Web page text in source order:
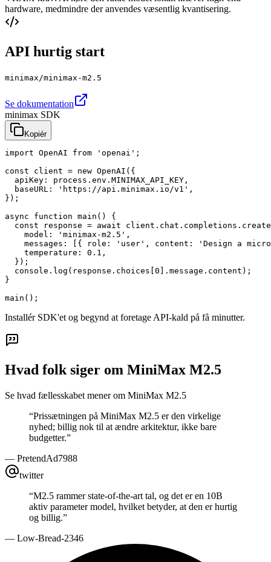
hardware, medmindre der anvendes væsentlig kvantisering.
API hurtig start
minimax/minimax-m2.5
Se dokumentation
minimax SDK
Kopiér
import OpenAI from 'openai';
const client = new OpenAI({
  apiKey: process.env.MINIMAX_API_KEY,
  baseURL: 'https://api.minimax.io/v1',
});
async function main() {
const response = await
    model: 'minimax-m2.5',
messages: [{ role: 'user', content: 'Design a
    temperature: 0.1,
  });
  console.log(response.choices[0].message.content);
}
main();
Installér SDK'et og begynd at foretage API-kald på få minutter.
Hvad folk siger om MiniMax M2.5
Se hvad fællesskabet mener om MiniMax M2.5
“Prissætningen på MiniMax M2.5 er den virkelige
nyhed; billig nok til at ændre arkitektur, ikke bare
budgetter.”
— PretendAd7988
twitter
“M2.5 rammer state-of-the-art tal, og det er en 10B
aktiv parameter model, hvilket betyder, at den er hurtig
og billig.”
— Low-Bread-2346